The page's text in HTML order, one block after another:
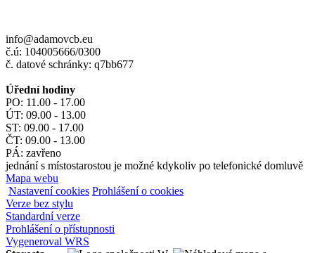
info@adamovcb.eu
č.ú: 104005666/0300
č. datové schránky: q7bb677
Úřední hodiny
PO: 11.00 - 17.00
ÚT: 09.00 - 13.00
ST: 09.00 - 17.00
ČT: 09.00 - 13.00
PÁ: zavřeno
jednání s místostarostou je možné kdykoliv po telefonické domluvě
Mapa webu
Nastavení cookies Prohlášení o cookies
Verze bez stylu
Standardní verze
Prohlášení o přístupnosti
Vygeneroval WRS